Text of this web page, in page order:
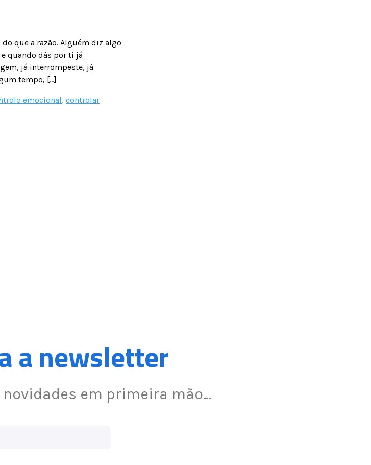
que a razão. Alguém diz algo
quando dás por ti já
já interrompeste, já
tempo, […]
emocional,controlar
a newsletter
em primeira mão…